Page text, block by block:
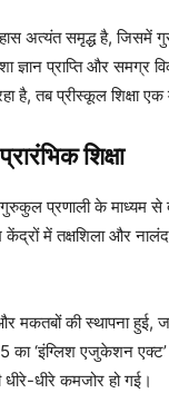
अत्यंत समृद्ध है,
ज्ञान प्राप्ति और समग्र
है, तब प्रीस्कूल शिक्षा
शिक्षा
गुरुकुल प्रणाली के माध्यम
में तक्षशिला और
की स्थापना हुई,
का ‘इंग्लिश एजुकेशन
धीरे-धीरे कमजोर हो गई।